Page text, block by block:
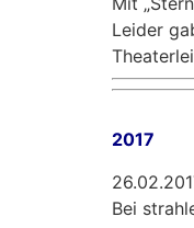
Leider
2017
Bei